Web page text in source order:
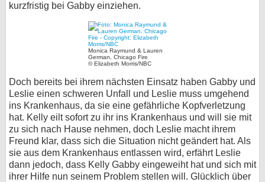
kurzfristig bei Gabby einziehen.
Monica Raymund & Lauren
German, Chicago Fire
© Elizabeth Morris/NBC
Doch bereits bei ihrem nächsten Einsatz haben Gabby und
Leslie einen schweren Unfall und Leslie muss umgehend
ins Krankenhaus, da sie eine gefährliche Kopfverletzung
hat. Kelly eilt sofort zu ihr ins Krankenhaus und will sie mit
zu sich nach Hause nehmen, doch Leslie macht ihrem
Freund klar, dass sich die Situation nicht geändert hat. Als
sie aus dem Krankenhaus entlassen wird, erfährt Leslie
dann jedoch, dass Kelly Gabby eingeweiht hat und sich mit
ihrer Hilfe nun seinem Problem stellen will. Glücklich über